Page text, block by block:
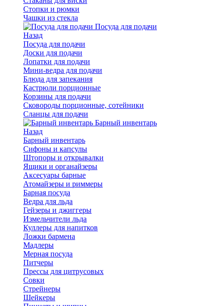
Стопки и рюмки
Чашки из стекла
Посуда для подачи
Назад
Посуда для подачи
Доски для подачи
Лопатки для подачи
Мини-ведра для подачи
Блюда для запекания
Кастрюли порционные
Корзины для подачи
Сковороды порционные, сотейники
Сланцы для подачи
Барный инвентарь
Назад
Барный инвентарь
Сифоны и капсулы
Штопоры и открывалки
Ящики и органайзеры
Аксесуары барные
Атомайзеры и риммеры
Барная посуда
Ведра для льда
Гейзеры и джиггеры
Измельчители льда
Куллеры для напитков
Ложки бармена
Мадлеры
Мерная посуда
Питчеры
Прессы для цитрусовых
Совки
Стрейнеры
Шейкеры